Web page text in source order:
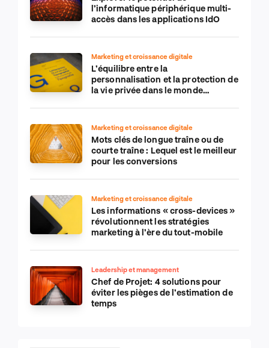
l’informatique périphérique multi-
accès dans les applications IdO
Marketing et croissance digitale
L’équilibre entre la
personnalisation et la protection de
la vie privée dans le monde
Marketing et croissance digitale
Mots clés de longue traîne ou de
courte traîne : Lequel est le meilleur
pour les conversions
Marketing et croissance digitale
Les informations « cross-devices »
révolutionnent les stratégies
marketing à l’ère du tout-mobile
Leadership et management
Chef de Projet: 4 solutions pour
éviter les pièges de l’estimation de
temps